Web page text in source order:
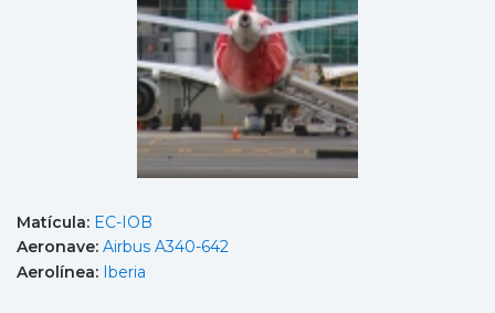
Matícula: EC-IOB
Aeronave: Airbus A340-642
Aerolínea: Iberia